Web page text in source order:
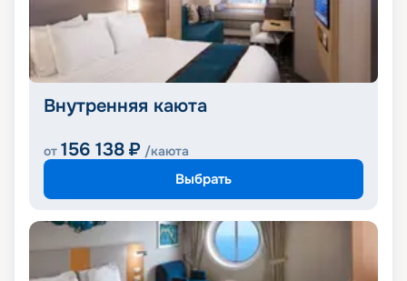
Внутренняя каюта
от 156 138 ₽ /каюта
Выбрать